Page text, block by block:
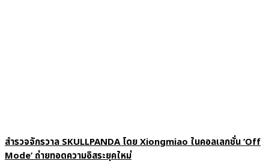
สำรวจจักรวาล SKULLPANDA โดย Xiongmiao ในคอลเลกชั่น ‘Off
Mode’ ถ่ายทอดความอิสระยุคใหม่